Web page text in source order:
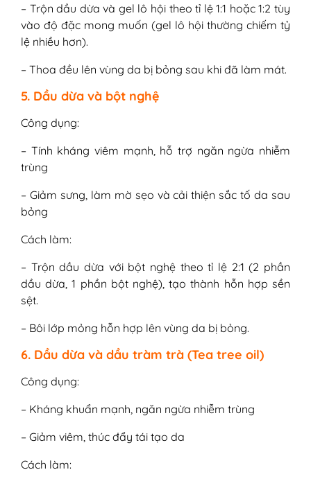
– Trộn dầu dừa và gel lô hội theo tỉ lệ 1:1 hoặc 1:2 tùy
vào độ đặc mong muốn (gel lô hội thường chiếm tỷ
lệ nhiều hơn).
– Thoa đều lên vùng da bị bỏng sau khi đã làm mát.
5. Dầu dừa và bột nghệ
Công dụng:
– Tính kháng viêm mạnh, hỗ trợ ngăn ngừa nhiễm
trùng
– Giảm sưng, làm mờ sẹo và cải thiện sắc tố da sau
bỏng
Cách làm:
– Trộn dầu dừa với bột nghệ theo tỉ lệ 2:1 (2 phần
dầu dừa, 1 phần bột nghệ), tạo thành hỗn hợp sền
sệt.
– Bôi lớp mỏng hỗn hợp lên vùng da bị bỏng.
6. Dầu dừa và dầu tràm trà (Tea tree oil)
Công dụng:
– Kháng khuẩn mạnh, ngăn ngừa nhiễm trùng
– Giảm viêm, thúc đẩy tái tạo da
Cách làm: